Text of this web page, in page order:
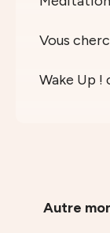
Vous
Wake Up !
Autre